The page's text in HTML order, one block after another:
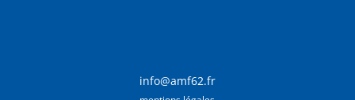
info@amf62.fr